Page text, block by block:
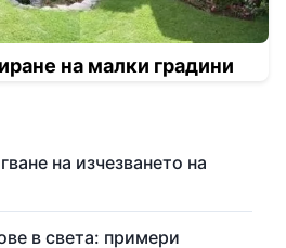
на малки градини
на изчезването на
в света: примери